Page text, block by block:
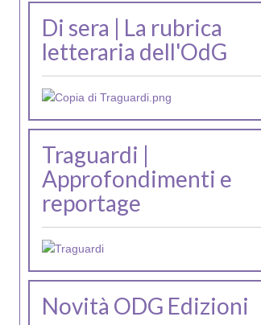
Di sera | La rubrica
letteraria dell'OdG
Traguardi |
Approfondimenti e
reportage
Novità ODG Edizioni